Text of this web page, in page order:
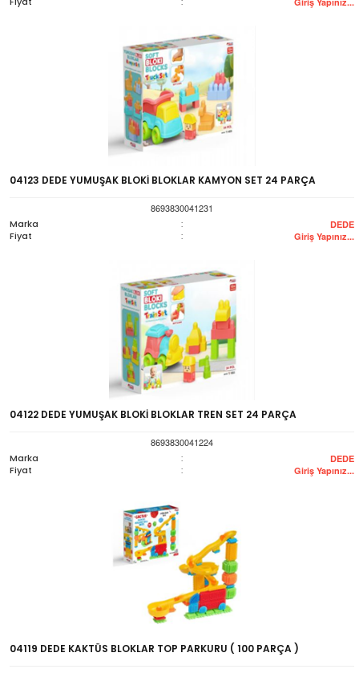
04123 DEDE YUMUŞAK BLOKİ BLOKLAR KAMYON SET 24 PARÇA
8693830041231
Marka
: DEDE
Fiyat : Giriş Yapınız...
04122 DEDE YUMUŞAK BLOKİ BLOKLAR TREN SET 24 PARÇA
8693830041224
Marka
: DEDE
Fiyat : Giriş Yapınız...
04119 DEDE KAKTÜS BLOKLAR TOP PARKURU ( 100 PARÇA )